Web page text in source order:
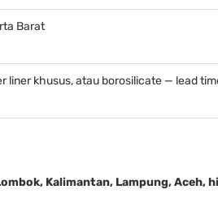
Barat
liner khusus, atau borosilicate — lead
Kalimantan, Lampung, Aceh,